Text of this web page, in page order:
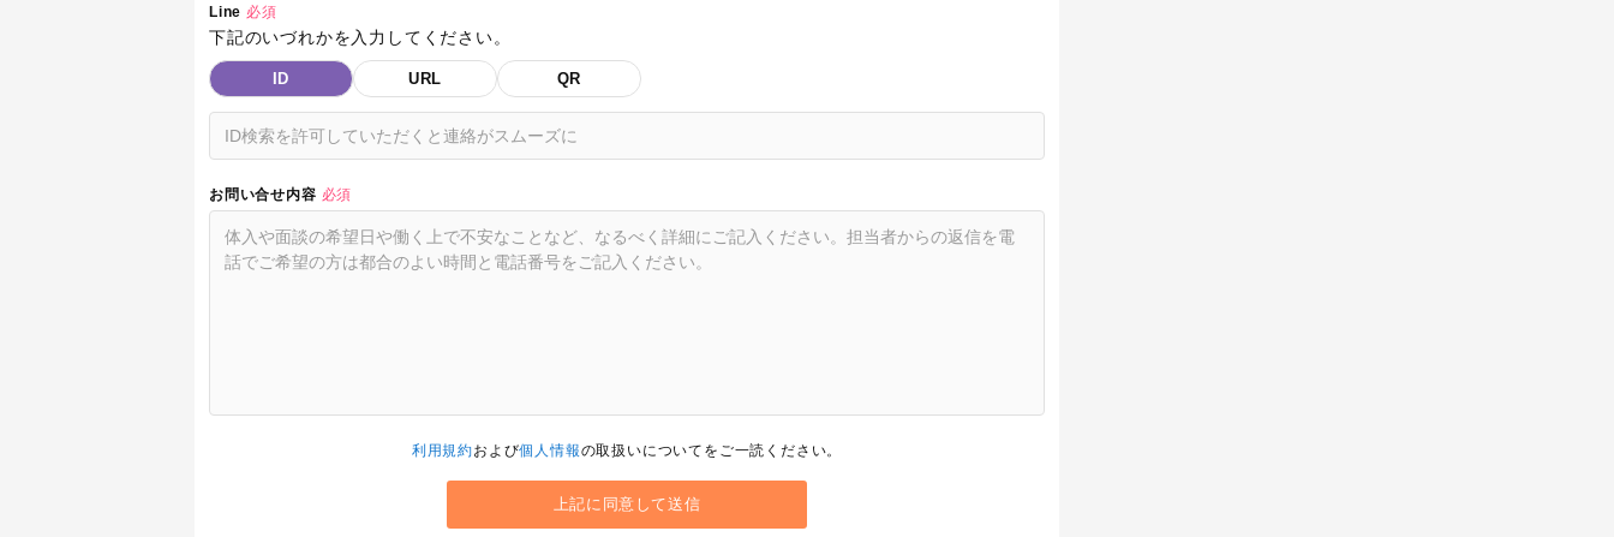
Line 必須
下記のいづれかを入力してください。
ID URL QR
お問い合せ内容 必須
利用規約および個人情報の取扱いについてをご一読ください。